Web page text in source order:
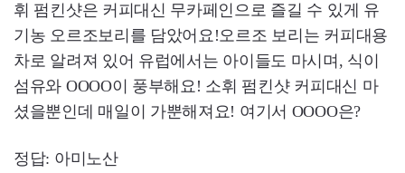
휘 펌킨샷은 커피대신 무카페인으로 즐길 수 있게 유
기농 오르조보리를 담았어요!오르조 보리는 커피대용
차로 알려져 있어 유럽에서는 아이들도 마시며, 식이
섬유와 OOOO이 풍부해요! 소휘 펌킨샷 커피대신 마
셨을뿐인데 매일이 가뿐해져요! 여기서 OOOO은?
​정답: 아미노산